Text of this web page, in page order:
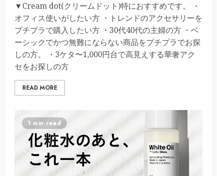
▼Cream dot(クリームドット)特におすすめです。 ・
オフィス使いがしたい方 ・トレンドのアクセサリーを
プチプラで購入したい方 ・30代40代の主婦の方 ・ベ
ーシックでかつ無難にならない商品をプチプラでお探
しの方。 ・3ケタ〜1,000円台で高見えする華奢アク
セをお探しの方
READ MORE
1 min read